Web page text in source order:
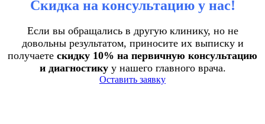
Скидка на консультацию у нас!
Если вы обращались в другую клинику, но не
довольны результатом, приносите их выписку и
получаете скидку 10% на первичную консультацию
и диагностикуу нашего главного врача.
Оставить заявку